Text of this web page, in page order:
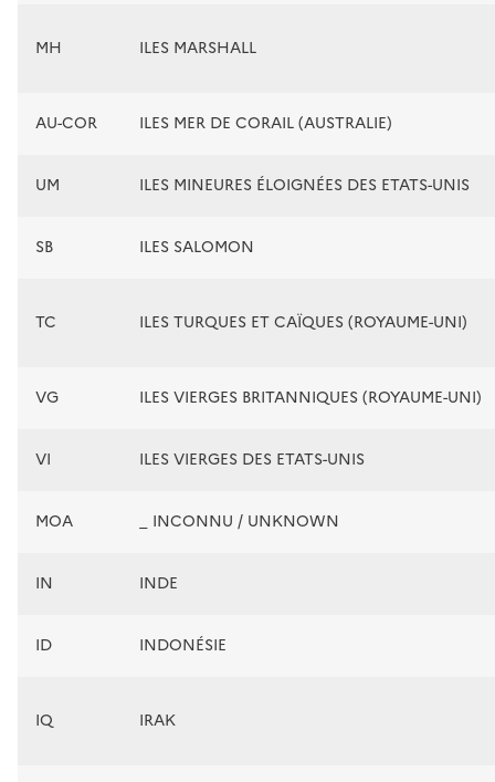
MH ILES MARSHALL
AU-COR ILES MER DE CORAIL (AUSTRALIE)
UM ILES MINEURES ÉLOIGNÉES DES ETATS-UNIS
SB ILES SALOMON
TC ILES TURQUES ET CAÏQUES (ROYAUME-UNI)
VG ILES VIERGES BRITANNIQUES (ROYAUME-UNI)
VI ILES VIERGES DES ETATS-UNIS
MOA _ INCONNU / UNKNOWN
IN INDE
ID INDONÉSIE
IQ IRAK